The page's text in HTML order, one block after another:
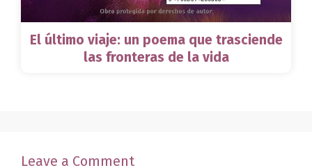
El último viaje: un poema que trasciende
las fronteras de la vida
Leave a Comment